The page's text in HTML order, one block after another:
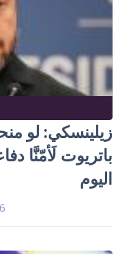
زيلينسكي: لو
باتريوت لَأمّنَّا
اليوم